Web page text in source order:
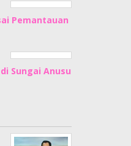
Pemantauan
Sungai Anusu